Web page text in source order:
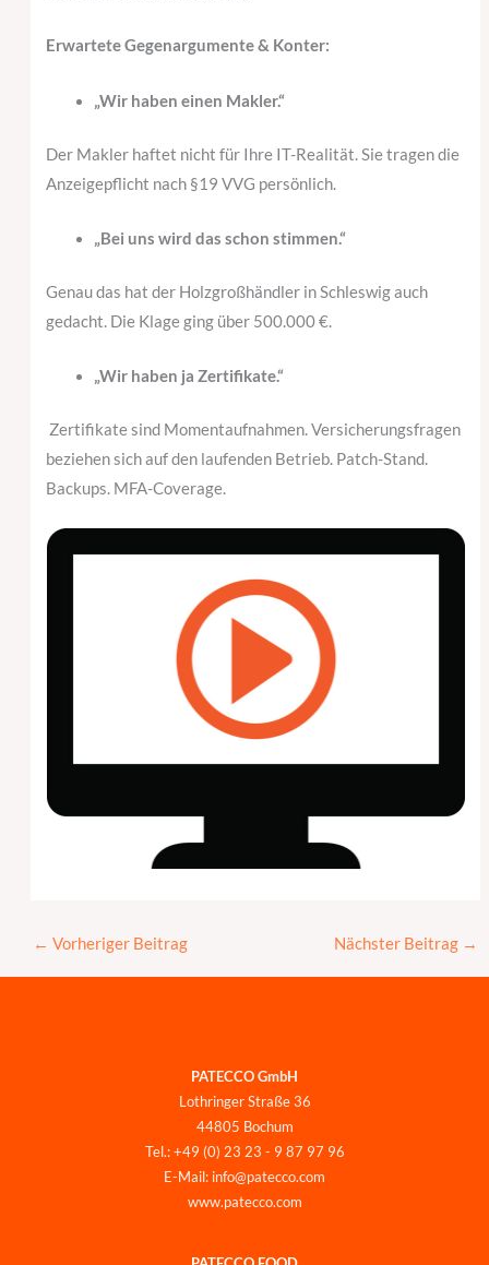
Erwartete Gegenargumente & Konter:
„Wir haben einen Makler.“
Der Makler haftet nicht für Ihre IT-Realität. Sie tragen die
Anzeigepflicht nach §19 VVG persönlich.
„Bei uns wird das schon stimmen.“
Genau das hat der Holzgroßhändler in Schleswig auch
gedacht. Die Klage ging über 500.000 €.
„Wir haben ja Zertifikate.“
Zertifikate sind Momentaufnahmen. Versicherungsfragen
beziehen sich auf den laufenden Betrieb. Patch-Stand.
Backups. MFA-Coverage.
← Vorheriger Beitrag Nächster Beitrag →
PATECCO GmbH
Lothringer Straße 36
44805 Bochum
Tel.: +49 (0) 23 23 - 9 87 97 96
E-Mail: info@patecco.com
www.patecco.com